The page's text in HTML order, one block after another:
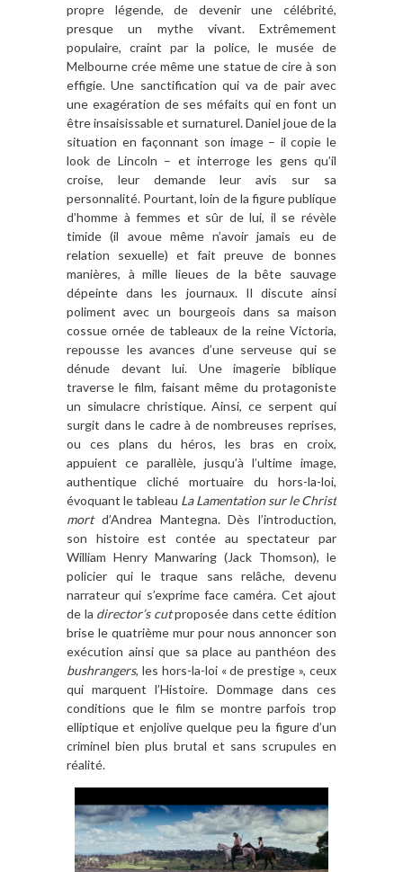
propre légende, de devenir une célébrité,
presque un mythe vivant. Extrêmement
populaire, craint par la police, le musée de
Melbourne crée même une statue de cireà son
effigie. Une sanctification qui va de pair avec
une exagération de ses méfaits qui en font un
être insaisissable et surnaturel. Daniel joue de la
situation en façonnant son image – il copie le
look de Lincoln – et interroge les gens qu’il
croise, leur demande leur avis sur sa
personnalité. Pourtant, loin de la figure publique
d’homme àfemmes et sûr de lui, il se révèle
timide (il avoue même n’avoir jamais eu de
relation sexuelle) et fait preuve de bonnes
manières, àmille lieues de la bête sauvage
dépeinte dans les journaux. Il discute ainsi
poliment avec un bourgeois dans sa maison
cossue ornée de tableaux de la reine Victoria,
repousse les avances d’une serveuse qui se
dénude devant lui. Une imagerie biblique
traverse le film, faisant même du protagoniste
un simulacre christique. Ainsi, ce serpent qui
surgit dans le cadreà de nombreuses reprises,
ou ces plans du héros, les bras en croix,
appuient ce parallèle, jusqu’à l’ultime image,
authentique cliché mortuaire du hors-la-loi,
évoquant le tableau La Lamentation sur le Christ
mortd’Andrea Mantegna. Dès l’introduction,
son histoire est contée au spectateur par
William Henry Manwaring (Jack Thomson), le
policier qui le traque sans relâche, devenu
narrateur qui s’exprime face caméra. Cet ajout
de la director’s cutproposée dans cette édition
brise le quatrième mur pour nous annoncer son
exécution ainsi que sa place au panthéon des
bushrangers, les hors-la-loi «de prestige», ceux
qui marquent l’Histoire. Dommage dans ces
conditions que le film se montre parfois trop
elliptique et enjolivequelque peu la figure d’un
criminel bien plus brutal et sans scrupules en
réalité.